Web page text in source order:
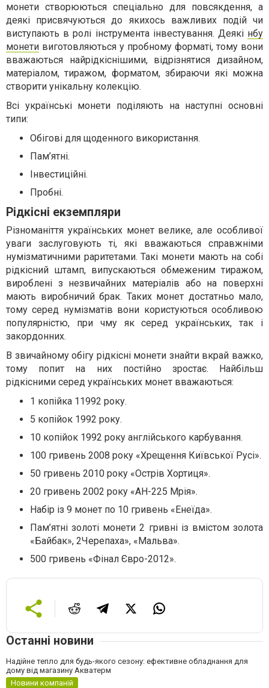
монети створюються спеціально для повсякдення, а
деякі присвячуються до якихось важливих подій чи
виступають в ролі інструмента інвестування. Деякі нбу
монети виготовляються у пробному форматі, тому вони
вважаються найрідкіснішими, відрізнятися дизайном,
матеріалом, тиражом, форматом, збираючи які можна
створити унікальну колекцію.
Всі українські монети поділяють на наступні основні
типи:
Обігові для щоденного використання.
Пам’ятні.
Інвестиційні.
Пробні.
Рідкісні екземпляри
Різноманіття українських монет велике, але особливої
уваги заслуговують ті, які вважаються справжніми
нумізматичними раритетами. Такі монети мають на собі
рідкісний штамп, випускаються обмеженим тиражом,
вироблені з незвичайних матеріалів або на поверхні
мають виробничий брак. Таких монет достатньо мало,
тому серед нумізматів вони користуються особливою
популярністю, при чму як серед українських, так і
закордонних.
В звичайному обігу рідкісні монети знайти вкрай важко,
тому попит на них постійно зростає. Найбільш
рідкісними серед українських монет вважаються:
1 копійка 11992 року.
5 копійок 1992 року.
10 копійок 1992 року англійського карбування.
100 гривень 2008 року «Хрещення Київської Русі».
50 гривень 2010 року «Острів Хортиця».
20 гривень 2002 року «АН-225 Мрія».
Набір із 9 монет по 10 гривень «Енеїда».
Пам’ятні золоті монети 2 гривні із вмістом золота
«Байбак», 2Черепаха», «Мальва».
500 гривень «Фінал Євро-2012».
Останні новини
Надійне тепло для будь-якого сезону: ефективне обладнання для
дому від магазину Акватерм
Новини компаній